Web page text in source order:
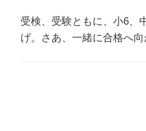
受検、受験ともに、小6、
げ。さあ、一緒に合格へ向